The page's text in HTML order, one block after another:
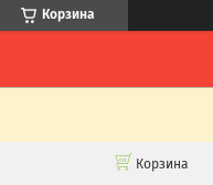
Корзина
Корзина